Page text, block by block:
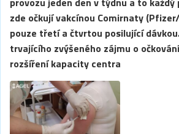
zde očkují vakcínou Comirnaty
pouze třetí a čtvrtou posilující
trvajícího zvýšeného zájmu o
rozšíření kapacity centra